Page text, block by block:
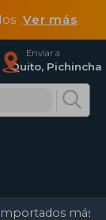
Ver más
Enviar a
Quito, Pichincha
más